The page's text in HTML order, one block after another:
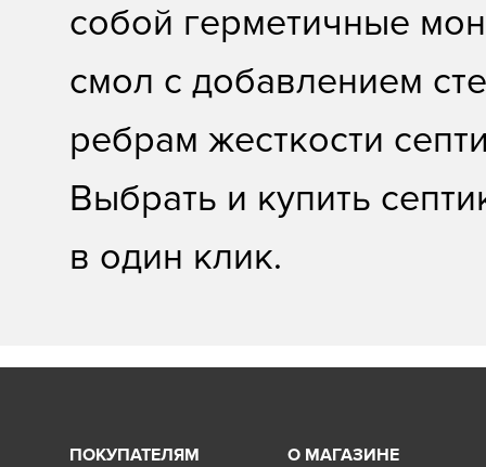
собой герметичные
смол с добавлением
ребрам жесткости
Выбрать и купить
в один клик.
ПОКУПАТЕЛЯМ О МАГАЗИНЕ